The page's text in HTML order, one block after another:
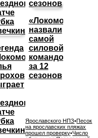
«Локомотив»
назвали
самой
силовой
командой
за 12
сезонов
Ярославского НПЗ•Песок
на ярославских пляжах
прошел проверку•Число